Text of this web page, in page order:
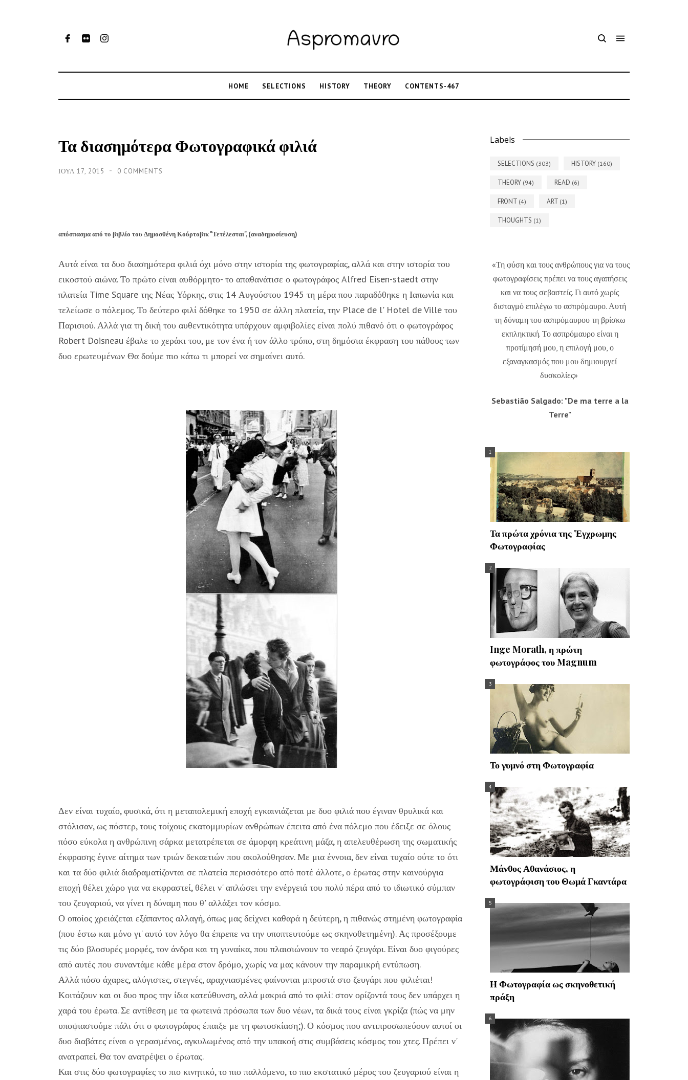
HOME SELECTIONS HISTORY THEORY CONTENTS-467
Τα διασημότερα Φωτογραφικά φιλιά
ΙΟΥΛ 17, 2015 0 COMMENTS
απόσπασμα από το βιβλίο του Δημοσθένη Κούρτοβικ "Τετέλεσται", (αναδημοσίευση)
Αυτά είναι τα δυο διασημότερα φιλιά όχι μόνο στην ιστορία της φωτογραφίας, αλλά και στην ιστορία του
εικοστού αιώνα. Το πρώτο είναι αυθόρμητο- το απαθανάτισε ο φωτογράφος Alfred Eisen-staedt στην
πλατεία Time Square της Νέας Υόρκης, στις 14 Αυγούστου 1945 τη μέρα που παραδόθηκε η Ιαπωνία και
τελείωσε ο πόλεμος. Το δεύτερο φιλί δόθηκε το 1950 σε άλλη πλατεία, την Place de l' Hotel de Ville του
Παρισιού. Αλλά για τη δική του αυθεντικότητα υπάρχουν αμφιβολίες είναι πολύ πιθανό ότι ο φωτογράφος
Robert Doisneau έβαλε το χεράκι του, με τον ένα ή τον άλλο τρόπο, στη δημόσια έκφραση του πάθους των
δυο ερωτευμένων Θα δούμε πιο κάτω τι μπορεί να σημαίνει αυτό.
Δεν είναι τυχαίο, φυσικά, ότι η μεταπολεμική εποχή εγκαινιάζεται με δυο φιλιά που έγιναν θρυλικά και
στόλισαν, ως πόστερ, τους τοίχους εκατομμυρίων ανθρώπων έπειτα από ένα πόλεμο που έδειξε σε όλους
πόσο εύκολα η ανθρώπινη σάρκα μετατρέπεται σε άμορφη κρεάτινη μάζα, η απελευθέρωση της σωματικής
έκφρασης έγινε αίτημα των τριών δεκαετιών που ακολούθησαν. Με μια έννοια, δεν είναι τυχαίο ούτε το ότι
και τα δύο φιλιά διαδραματίζονται σε πλατεία περισσότερο από ποτέ άλλοτε, ο έρωτας στην καινούργια
εποχή θέλει χώρο για να εκφραστεί, θέλει ν' απλώσει την ενέργειά του πολύ πέρα από το ιδιωτικό σύμπαν
του ζευγαριού, να γίνει η δύναμη που θ' αλλάξει τον κόσμο.
Ο οποίος χρειάζεται εξάπαντος αλλαγή, όπως μας δείχνει καθαρά η δεύτερη, η πιθανώς στημένη φωτογραφία
(που έστω και μόνο γι' αυτό τον λόγο θα έπρεπε να την υποπτευτούμε ως σκηνοθετημένη). Ας προσέξουμε
τις δύο βλοσυρές μορφές, τον άνδρα και τη γυναίκα, που πλαισιώνουν το νεαρό ζευγάρι. Είναι δυο φιγούρες
από αυτές που συναντάμε κάθε μέρα στον δρόμο, χωρίς να μας κάνουν την παραμικρή εντύπωση.
Αλλά πόσο άχαρες, αλύγιστες, στεγνές, αραχνιασμένες φαίνονται μπροστά στο ζευγάρι που φιλιέται!
Κοιτάζουν και οι δυο προς την ίδια κατεύθυνση, αλλά μακριά από το φιλί: στον ορίζοντά τους δεν υπάρχει η
χαρά του έρωτα. Σε αντίθεση με τα φωτεινά πρόσωπα των δυο νέων, τα δικά τους είναι γκρίζα (πώς να μην
υποψιαστούμε πάλι ότι ο φωτογράφος έπαιξε με τη φωτοσκίαση;). Ο κόσμος που αντιπροσωπεύουν αυτοί οι
δυο διαβάτες είναι ο γερασμένος, αγκυλωμένος από την υπακοή στις συμβάσεις κόσμος του χτες. Πρέπει ν'
ανατραπεί. Θα τον ανατρέψει ο έρωτας.
Και στις δύο φωτογραφίες το πιο κινητικό, το πιο παλλόμενο, το πιο εκστατικό μέρος του ζευγαριού είναι η
Labels
SELECTIONS (303) HISTORY (160)
THEORY (94) READ (6)
FRONT (4) ART (1)
THOUGHTS (1)
«Τη φύση και τους ανθρώπους για να τους
φωτογραφίσεις πρέπει να τους αγαπήσεις
και να τους σεβαστείς. Γι αυτό χωρίς
δισταγμό επιλέγω το ασπρόμαυρο. Αυτή
τη δύναμη του ασπρόμαυρου τη βρίσκω
εκπληκτική. Το ασπρόμαυρο είναι η
προτίμησή μου, η επιλογή μου, ο
εξαναγκασμός που μου δημιουργεί
δυσκολίες»
Sebastião Salgado: "De ma terre a la
Terre"
Τα πρώτα χρόνια της 'Εγχρωμης
Φωτογραφίας
Inge Morath, η πρώτη
φωτογράφος του Magnum
Το γυμνό στη Φωτογραφία
Μάνθος Αθανάσιος, η
φωτογράφιση του Θωμά Γκαντάρα
Η Φωτογραφία ως σκηνοθετική
πράξη